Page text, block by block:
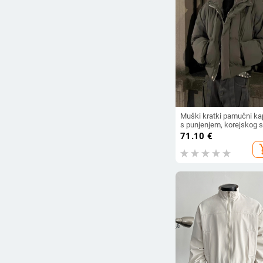
Muški kratki pamučni
s punjenjem, korejskog
stojeći ovratnik, zip,
vodootporan, bočne
71.10 €